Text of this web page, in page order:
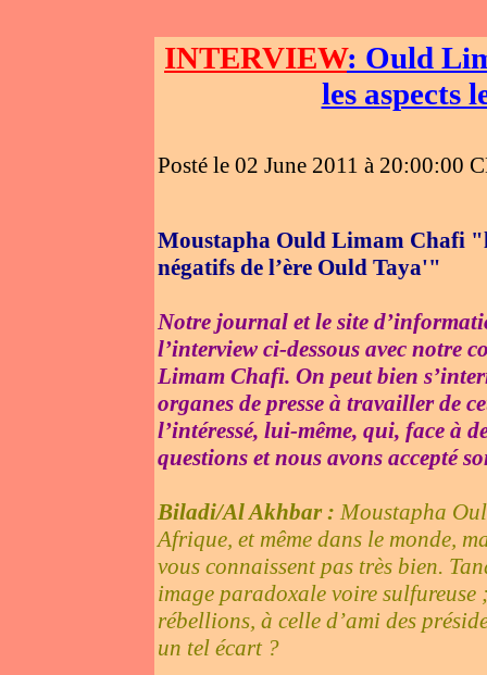
INTERVIEW: Ould
les aspects
Posté le 02 June 2011 à 20:00:00
Moustapha Ould Limam Chafi
négatifs de l’ère Ould Taya'"
Notre journal et le site
l’interview ci-dessous avec notre
Limam Chafi. On peut bien
organes de presse à travailler de
l’intéressé, lui-même, qui, face à
questions et nous avons accepté
Biladi/Al Akhbar : Moustapha
Afrique, et même dans le monde,
vous connaissent pas très bien.
image paradoxale voire sulfureuse
rébellions, à celle d’ami des
un tel écart ?